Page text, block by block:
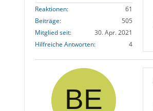
Reaktionen
61
Beiträge
505
Mitglied seit
30. Apr. 2021
Hilfreiche Antworten
4